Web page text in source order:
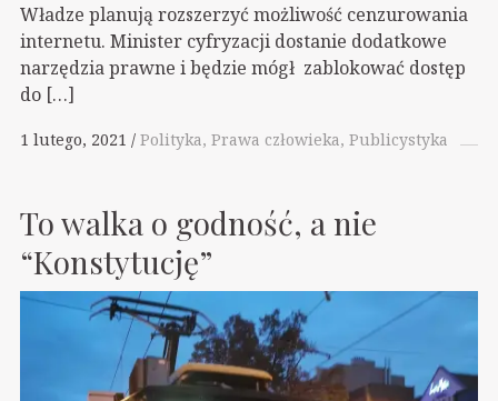
Władze planują rozszerzyć możliwość cenzurowania
internetu. Minister cyfryzacji dostanie dodatkowe
narzędzia prawne i będzie mógł zablokować dostęp
do […]
1 lutego, 2021 Polityka Prawa człowieka Publicystyka
To walka o godność, a nie
“Konstytucję”